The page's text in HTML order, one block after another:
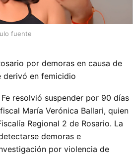
fuente
por demoras en causa de
derivó en femicidio
resolvió suspender por 90 días
María Verónica Ballari, quien
Regional 2 de Rosario. La
demoras e
por violencia de